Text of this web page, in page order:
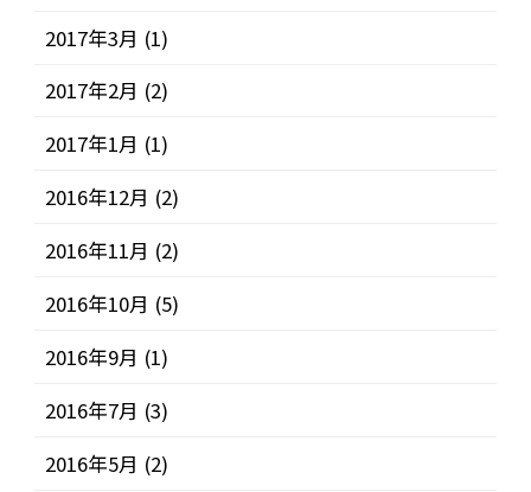
2017年3月 (1)
2017年2月 (2)
2017年1月 (1)
2016年12月 (2)
2016年11月 (2)
2016年10月 (5)
2016年9月 (1)
2016年7月 (3)
2016年5月 (2)